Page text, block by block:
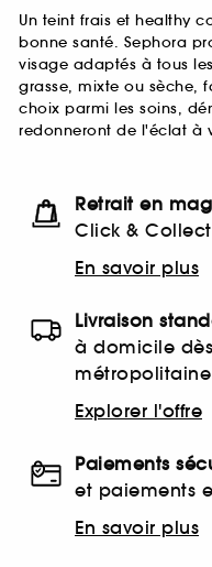
Un teint frais et healthy
bonne santé. Sephora
visage adaptés à tous
grasse, mixte ou sèche,
choix parmi les soins,
redonneront de l'éclat à
Retrait en
Click &
En savoir plus
Livraison
à domicile
Explorer l'offre
Paiements
et paiements
En savoir plus